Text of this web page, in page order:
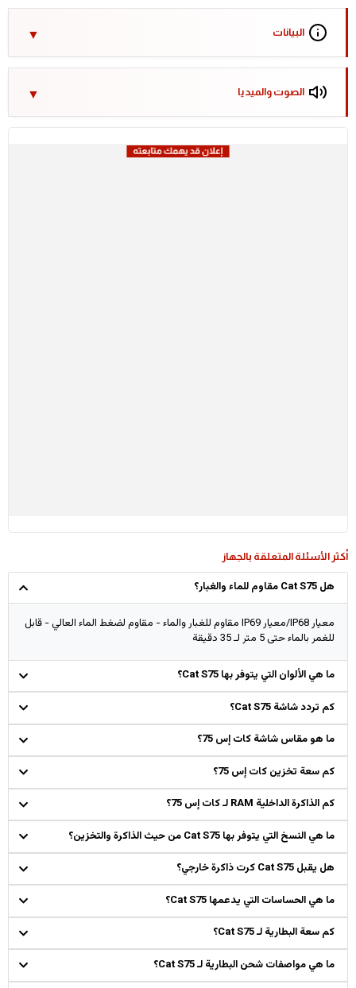
البيانات
الصوت والميديا
أكثر الأسئلة المتعلقة بالجهاز
هل Cat S75 مقاوم للماء والغبار؟
معيار IP68/معيار IP69 مقاوم للغبار والماء - مقاوم لضغط الماء العالي - قابل
للغمر بالماء حتى 5 متر لـ 35 دقيقة
ما هي الألوان التي يتوفر بها Cat S75؟
كم تردد شاشة Cat S75؟
ما هو مقاس شاشة كات إس 75؟
كم سعة تخزين كات إس 75؟
كم الذاكرة الداخلية RAM لـ كات إس 75؟
ما هي النسخ التي يتوفر بها Cat S75 من حيث الذاكرة والتخزين؟
هل يقبل Cat S75 كرت ذاكرة خارجي؟
ما هي الحساسات التي يدعمها Cat S75؟
كم سعة البطارية لـ Cat S75؟
ما هي مواصفات شحن البطارية لـ Cat S75؟